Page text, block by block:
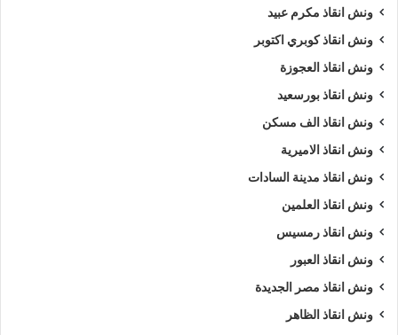
ونش انقاذ مكرم عبيد
ونش انقاذ كوبري اكتوبر
ونش انقاذ العجوزة
ونش انقاذ بورسعيد
ونش انقاذ الف مسكن
ونش انقاذ الاميرية
ونش انقاذ مدينة السادات
ونش انقاذ العلمين
ونش انقاذ رمسيس
ونش انقاذ العبور
ونش انقاذ مصر الجديدة
ونش انقاذ الظاهر